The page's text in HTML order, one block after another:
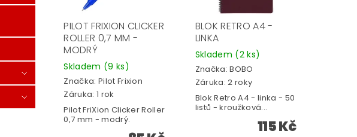
PILOT FRIXION CLICKER
ROLLER 0,7 MM -
MODRÝ
Skladem (9 ks)
Značka: Pilot Frixion
Záruka: 1 rok
Pilot FriXion Clicker Roller
0,7 mm - modrý.
BLOK RETRO A4 -
LINKA
Skladem (2 ks)
Značka:BOBO
Záruka: 2 roky
Blok Retro A4 - linka - 50
listů - kroužková...
115 Kč